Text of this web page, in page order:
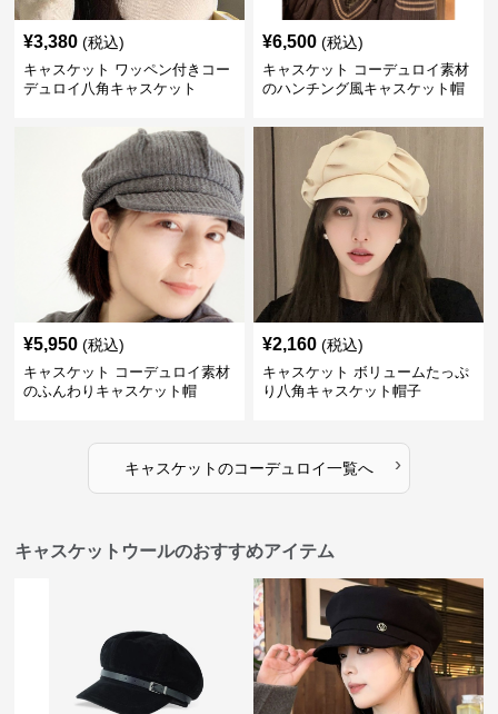
¥3,380 (税込)
キャスケット ワッペン付きコー
デュロイ八角キャスケット
¥6,500 (税込)
キャスケット コーデュロイ素材
のハンチング風キャスケット帽
¥5,950 (税込)
キャスケット コーデュロイ素材
のふんわりキャスケット帽
¥2,160 (税込)
キャスケット ボリュームたっぷ
り八角キャスケット帽子
キャスケットのコーデュロイ一覧へ ›
キャスケットウールのおすすめアイテム